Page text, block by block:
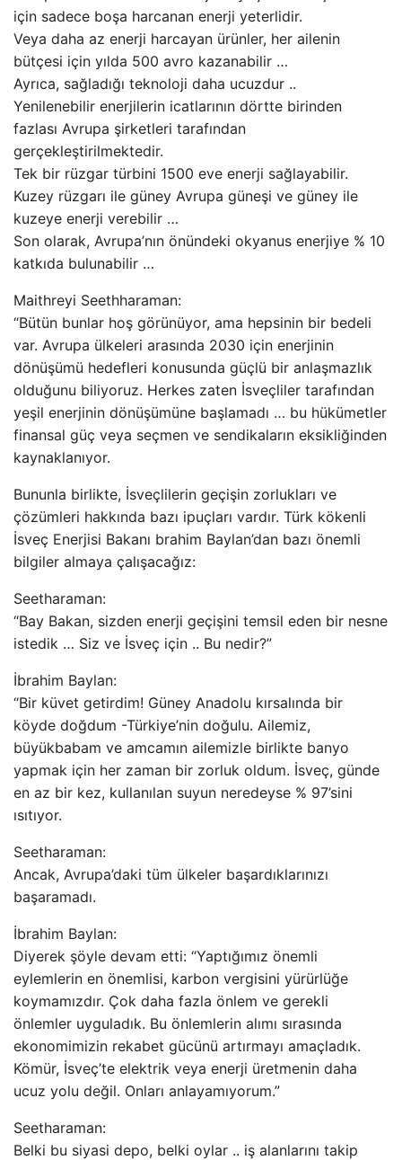
için sadece boşa harcanan enerji yeterlidir.
Veya daha az enerji harcayan ürünler, her ailenin
bütçesi için yılda 500 avro kazanabilir …
Ayrıca, sağladığı teknoloji daha ucuzdur ..
Yenilenebilir enerjilerin icatlarının dörtte birinden
fazlası Avrupa şirketleri tarafından
gerçekleştirilmektedir.
Tek bir rüzgar türbini 1500 eve enerji sağlayabilir.
Kuzey rüzgarı ile güney Avrupa güneşi ve güney ile
kuzeye enerji verebilir …
Son olarak, Avrupa’nın önündeki okyanus enerjiye % 10
katkıda bulunabilir …
Maithreyi Seethharaman:
“Bütün bunlar hoş görünüyor, ama hepsinin bir bedeli
var. Avrupa ülkeleri arasında 2030 için enerjinin
dönüşümü hedefleri konusunda güçlü bir anlaşmazlık
olduğunu biliyoruz. Herkes zaten İsveçliler tarafından
yeşil enerjinin dönüşümüne başlamadı … bu hükümetler
finansal güç veya seçmen ve sendikaların eksikliğinden
kaynaklanıyor.
Bununla birlikte, İsveçlilerin geçişin zorlukları ve
çözümleri hakkında bazı ipuçları vardır. Türk kökenli
İsveç Enerjisi Bakanı brahim Baylan’dan bazı önemli
bilgiler almaya çalışacağız:
Seetharaman:
“Bay Bakan, sizden enerji geçişini temsil eden bir nesne
istedik … Siz ve İsveç için .. Bu nedir?”
İbrahim Baylan:
“Bir küvet getirdim! Güney Anadolu kırsalında bir
köyde doğdum -Türkiye’nin doğulu. Ailemiz,
büyükbabam ve amcamın ailemizle birlikte banyo
yapmak için her zaman bir zorluk oldum. İsveç, günde
en az bir kez, kullanılan suyun neredeyse % 97’sini
ısıtıyor.
Seetharaman:
Ancak, Avrupa’daki tüm ülkeler başardıklarınızı
başaramadı.
İbrahim Baylan:
Diyerek şöyle devam etti: “Yaptığımız önemli
eylemlerin en önemlisi, karbon vergisini yürürlüğe
koymamızdır. Çok daha fazla önlem ve gerekli
önlemler uyguladık. Bu önlemlerin alımı sırasında
ekonomimizin rekabet gücünü artırmayı amaçladık.
Kömür, İsveç’te elektrik veya enerji üretmenin daha
ucuz yolu değil. Onları anlayamıyorum.”
Seetharaman:
Belki bu siyasi depo, belki oylar .. iş alanlarını takip